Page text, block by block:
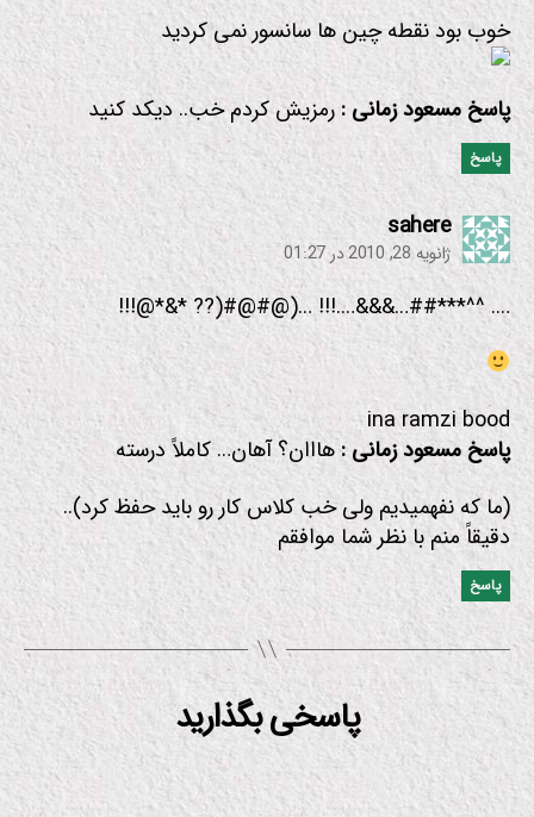
خوب بود نقطه چین ها سانسور نمی کردید
پاسخ مسعود زمانی : رمزیش كردم خب.. دیكد كنید
پاسخ
sahere
:
ژانویه 28, 2010 در 01:27
…. ^^***##…&&&….!!! …(@#@#(?? *&*@!!!
ina ramzi bood
پاسخ مسعود زمانی :هااان؟ آهان… كاملاً درسته
(ما كه نفهمیدیم ولی خب كلاس كار رو باید حفظ كرد)..
دقیقاً منم با نظر شما موافقم
پاسخ
پاسخی بگذارید